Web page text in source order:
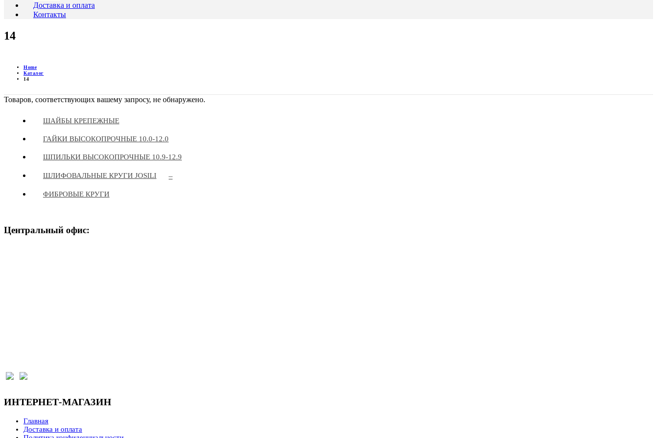
Доставка и оплата
Контакты
14
Home
Каталог
14
Товаров, соответствующих вашему запросу, не обнаружено.
ШАЙБЫ КРЕПЕЖНЫЕ
ГАЙКИ ВЫСОКОПРОЧНЫЕ 10.0-12.0
ШПИЛЬКИ ВЫСОКОПРОЧНЫЕ 10.9-12.9
ШЛИФОВАЛЬНЫЕ КРУГИ JOSILI –
ФИБРОВЫЕ КРУГИ
Центральный офис:
ИНТЕРНЕТ-МАГАЗИН
Главная
Доставка и оплата